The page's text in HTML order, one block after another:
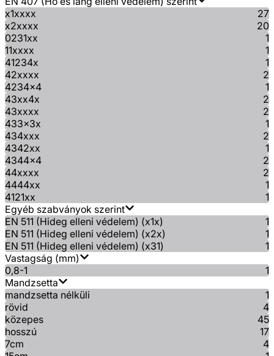
x1xxxx
27
x2xxxx
20
0231xx
1
11xxxx
1
41234x
1
42xxxx
2
4234x4
1
43xx4x
2
43xxxx
2
433x3x
1
434xxx
2
4342xx
1
4344x4
2
44xxxx
2
4444xx
1
4121xx
1
Egyéb szabványok szerint
EN 511 (Hideg elleni védelem) (x1x)
1
EN 511 (Hideg elleni védelem) (x2x)
1
EN 511 (Hideg elleni védelem) (x31)
1
Vastagság (mm)
0,8-1
1
Mandzsetta
mandzsetta nélküli
1
rövid
4
közepes
45
hosszú
17
7cm
4